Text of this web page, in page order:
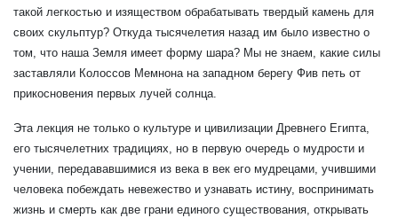
такой легкостью и изяществом обрабатывать твердый камень для
своих скульптур? Откуда тысячелетия назад им было известно о
том, что наша Земля имеет форму шара? Мы не знаем, какие силы
заставляли Колоссов Мемнона на западном берегу Фив петь от
прикосновения первых лучей солнца.
Эта лекция не только о культуре и цивилизации Древнего Египта,
его тысячелетних традициях, но в первую очередь о мудрости и
учении, передававшимися из века в век его мудрецами, учившими
человека побеждать невежество и узнавать истину, воспринимать
жизнь и смерть как две грани единого существования, открывать